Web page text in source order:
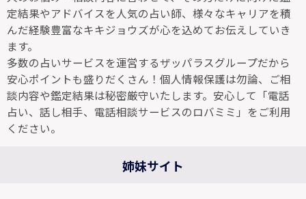
定結果やアドバイスを人気の占い師、様々なキャリアを積
んだ経験豊富なキキジョウズが心を込めてお伝えしていき
ます。
多数の占いサービスを運営するザッパラスグループだから
安心ポイントも盛りだくさん！個人情報保護は勿論、ご相
談内容や鑑定結果は秘密厳守いたします。安心して「電話
占い、話し相手、電話相談サービスのロバミミ」をご利用
ください。
姉妹サイト